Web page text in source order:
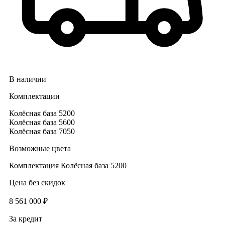
В наличии
Комплектации
Колёсная база 5200
Колёсная база 5600
Колёсная база 7050
Возможные цвета
Комплектация Колёсная база 5200
Цена без скидок
8 561 000 ₽
За кредит